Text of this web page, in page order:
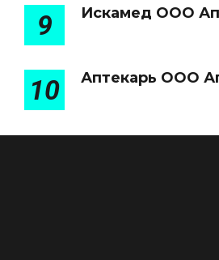
9 Искамед ООО
10 Аптекарь ООО